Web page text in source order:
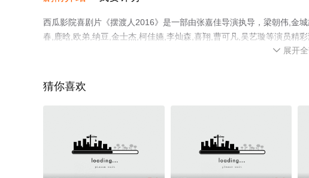
西瓜影院喜剧片《摆渡人2016》是一部由张嘉佳导演执导，梁朝伟,金
春,鹿晗,欧弟,纳豆,金士杰,柯佳嬿,李灿森,喜翔,曹可凡,吴艺璇等演员精
西瓜影视，更多相关信息可移步至豆瓣电影、电视猫或剧情网等平台了
 展开
猜你喜欢